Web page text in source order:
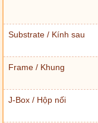
Substrate / Kính sau
Frame / Khung
J-Box / Hộp nối